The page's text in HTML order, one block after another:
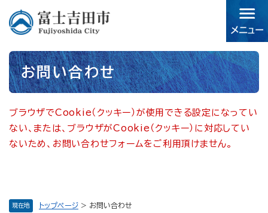
す。
現在地 トップページ > お問い合わせ
本
文 お問い合わせ
ブラウザでCookie（クッキー）が使用できる設定になってい
ない、または、ブラウザがCookie（クッキー）に対応してい
ないため、お問い合わせフォームをご利用頂けません。